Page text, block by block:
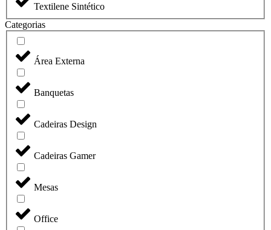
Textilene Sintético
Categorias
Área Externa
Banquetas
Cadeiras Design
Cadeiras Gamer
Mesas
Office